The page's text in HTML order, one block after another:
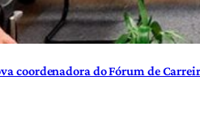
coordenadora do Fórum de